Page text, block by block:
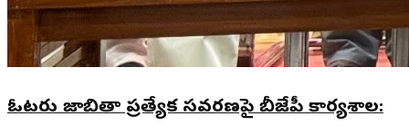
ఓటరు జాబితా ప్రత్యేక సవరణపై బీజేపీ కార్యశాల: